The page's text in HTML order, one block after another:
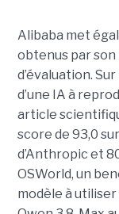
Alibaba met
obtenus par
d’évaluation.
d’une IA à
article
score de 93,0
d’Anthropic et
OSWorld, un
modèle à